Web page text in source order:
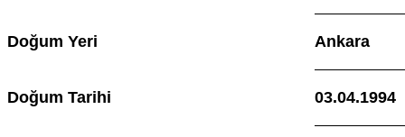
Doğum Yeri Ankara
Doğum Tarihi 03.04.1994